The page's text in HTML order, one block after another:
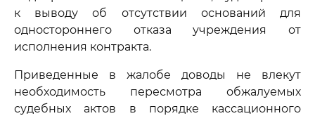
к выводу об отсутствии оснований для
одностороннего отказа учреждения от
исполнения контракта.
Приведенные в жалобе доводы не влекут
необходимость пересмотра обжалуемых
судебных актов в порядке кассационного